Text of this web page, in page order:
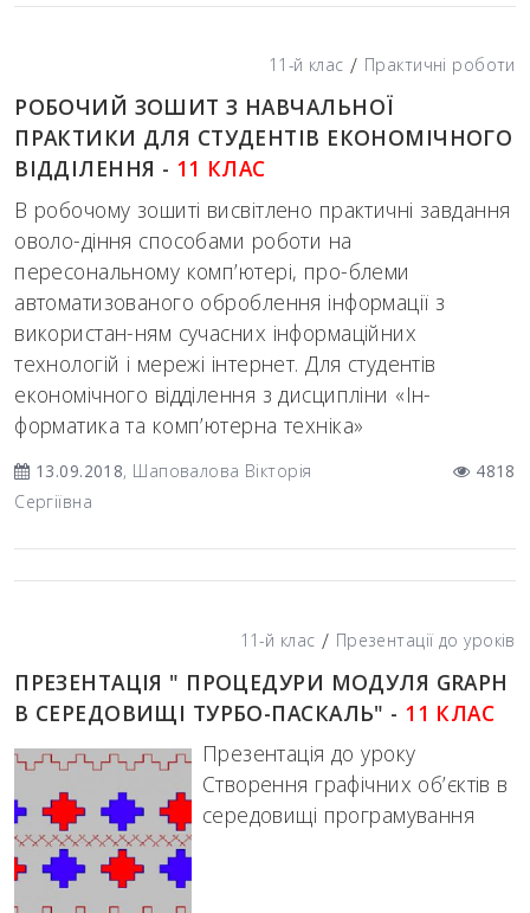
11-й клас / Практичні роботи
РОБОЧИЙ ЗОШИТ З НАВЧАЛЬНОЇ
ПРАКТИКИ ДЛЯ СТУДЕНТІВ ЕКОНОМІЧНОГО
ВІДДІЛЕННЯ - 11 КЛАС
В робочому зошиті висвітлено практичні завдання
оволо-діння способами роботи на
пересональному комп’ютері, про-блеми
автоматизованого оброблення інформації з
використан-ням сучасних інформаційних
технологій і мережі інтернет. Для студентів
економічного відділення з дисципліни «Ін-
форматика та комп’ютерна техніка»
13.09.2018, Шаповалова Вікторія
Сергіївна
4818
11-й клас / Презентації до уроків
ПРЕЗЕНТАЦІЯ " ПРОЦЕДУРИ МОДУЛЯ GRAPH
В СЕРЕДОВИЩІ ТУРБО-ПАСКАЛЬ" - 11 КЛАС
Презентація до уроку
Створення графічних об’єктів в
середовищі програмування